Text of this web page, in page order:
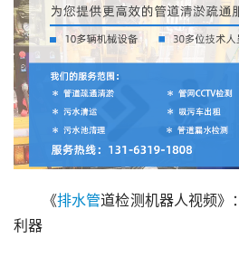
《排水管道检测机器人视频》
利器